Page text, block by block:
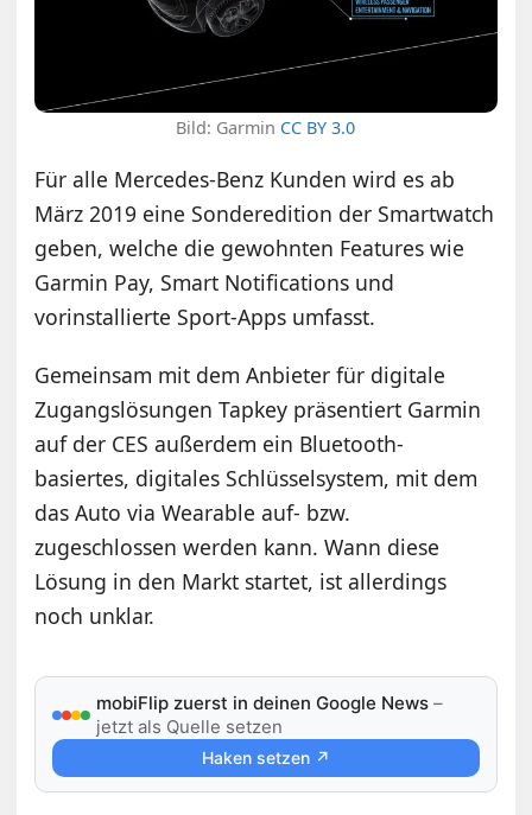
Bild: Garmin CC BY 3.0
Für alle Mercedes-Benz Kunden wird es ab
März 2019 eine Sonderedition der Smartwatch
geben, welche die gewohnten Features wie
Garmin Pay, Smart Notifications und
vorinstallierte Sport-Apps umfasst.
Gemeinsam mit dem Anbieter für digitale
Zugangslösungen Tapkey präsentiert Garmin
auf der CES außerdem ein Bluetooth-
basiertes, digitales Schlüsselsystem, mit dem
das Auto via Wearable auf- bzw.
zugeschlossen werden kann. Wann diese
Lösung in den Markt startet, ist allerdings
noch unklar.
mobiFlip zuerst in deinen Google News –
jetzt als Quelle setzen
Haken setzen ↗